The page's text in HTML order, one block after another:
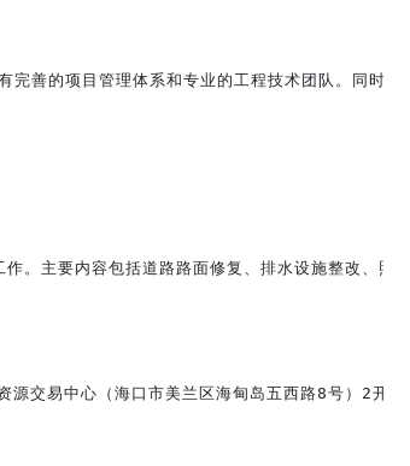
善的项目管理体系和专业的工程技术团队。同时
。主要内容包括道路路面修复、排水设施整改、照
交易中心（海口市美兰区海甸岛五西路8号）2开标